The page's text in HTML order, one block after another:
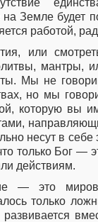
на Земле будет
работой,
или
мантры,
Мы не
но мы
которую вы
несут в
только Бог —
действиям.
— это
только
развивается